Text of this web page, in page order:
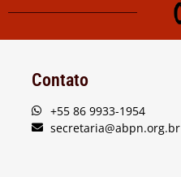
Contato
+55 86 9933-1954
secretaria@abpn.org.br